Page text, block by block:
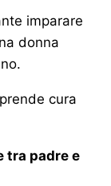
imparare
donna
cura
tra padre e